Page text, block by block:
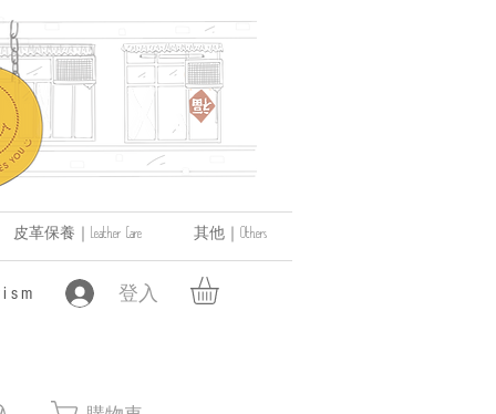
皮革保養｜Leather Care 其他｜Others
登入